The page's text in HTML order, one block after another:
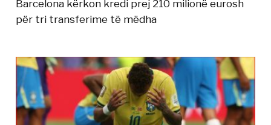
Barcelona kërkon kredi prej 210 milionë eurosh
për tri transferime të mëdha